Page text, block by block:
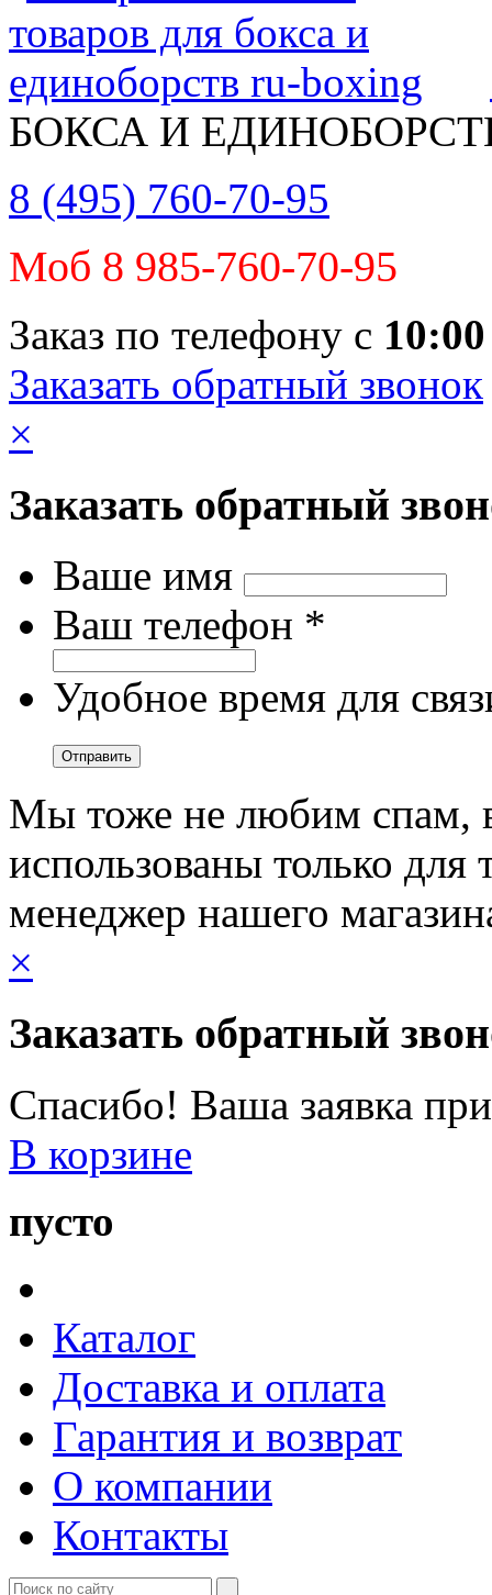
БОКСА И
8 (495) 760-70-95
Моб 8 985-760-70-95
Заказ по телефону с 10:00
Заказать обратный звонок
×
Заказать обратный
Ваше имя
Ваш телефон *
Удобное время для
Мы тоже не любим спам,
использованы только для
менеджер нашего
×
Заказать обратный
Спасибо! Ваша заявка
В корзине
пусто
Каталог
Доставка и оплата
Гарантия и возврат
О компании
Контакты